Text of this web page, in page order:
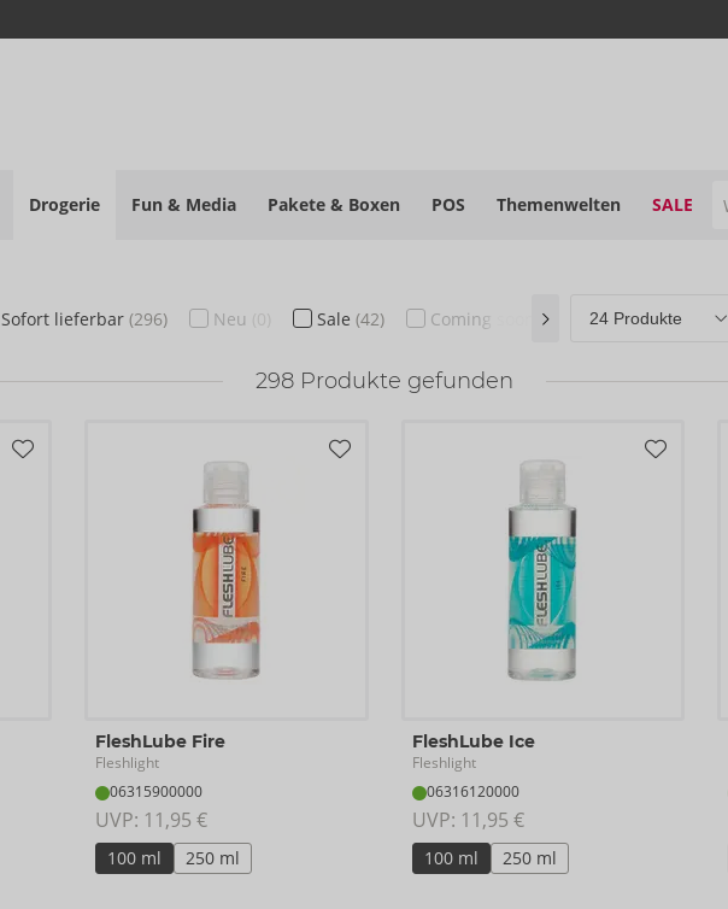
Drogerie Fun & Media Pakete & Boxen POS Themenwelten SALE
Sofort lieferbar (296) Neu (0) Sale (42) Coming soon (0) ORION Brands
298 Produkte gefunden
FleshLube Fire
Fleshlight
06315900000
UVP: 11,95 €
100 ml 250 ml
FleshLube Ice
Fleshlight
06316120000
UVP: 11,95 €
100 ml 250 ml